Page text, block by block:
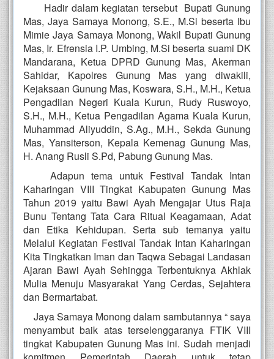
Hadir dalam kegiatan tersebut Bupati Gunung
Mas, Jaya Samaya Monong, S.E., M.Si beserta Ibu
Mimie Jaya Samaya Monong, Wakil Bupati Gunung
Mas, Ir. Efrensia I.P. Umbing, M.Si beserta suami DK
Mandarana, Ketua DPRD Gunung Mas, Akerman
Sahidar, Kapolres Gunung Mas yang diwakili,
Kejaksaan Gunung Mas, Koswara, S.H., M.H., Ketua
Pengadilan Negeri Kuala Kurun, Rudy Ruswoyo,
S.H., M.H., Ketua Pengadilan Agama Kuala Kurun,
Muhammad Aliyuddin, S.Ag., M.H., Sekda Gunung
Mas, Yansiterson, Kepala Kemenag Gunung Mas,
H. Anang Rusli S.Pd, Pabung Gunung Mas.
Adapun tema untuk Festival Tandak Intan
Kaharingan VIII Tingkat Kabupaten Gunung Mas
Tahun 2019 yaitu Bawi Ayah Mengajar Utus Raja
Bunu Tentang Tata Cara Ritual Keagamaan, Adat
dan Etika Kehidupan. Serta sub temanya yaitu
Melalui Kegiatan Festival Tandak Intan Kaharingan
Kita Tingkatkan Iman dan Taqwa Sebagai Landasan
Ajaran Bawi Ayah Sehingga Terbentuknya Akhlak
Mulia Menuju Masyarakat Yang Cerdas, Sejahtera
dan Bermartabat.
Jaya Samaya Monong dalam sambutannya “ saya
menyambut baik atas terselenggaranya FTIK VIII
tingkat Kabupaten Gunung Mas ini. Sudah menjadi